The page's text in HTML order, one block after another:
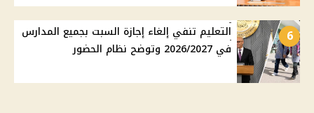
6
التعليم تنفي إلغاء إجازة السبت بجميع المدارس
في 2026/2027 وتوضح نظام الحضور